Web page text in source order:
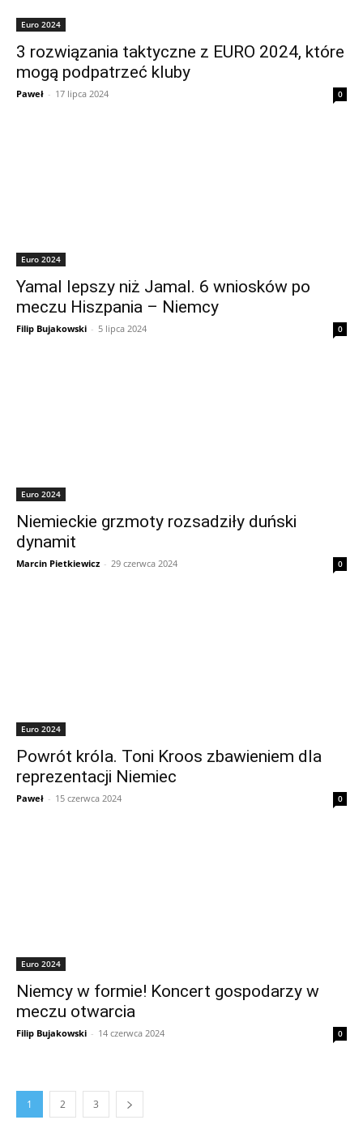
Euro 2024
3 rozwiązania taktyczne z EURO 2024, które
mogą podpatrzeć kluby
Paweł - 17 lipca 2024 0
Euro 2024
Yamal lepszy niż Jamal. 6 wniosków po
meczu Hiszpania – Niemcy
Filip Bujakowski - 5 lipca 2024 0
Euro 2024
Niemieckie grzmoty rozsadziły duński
dynamit
Marcin Pietkiewicz - 29 czerwca 2024 0
Euro 2024
Powrót króla. Toni Kroos zbawieniem dla
reprezentacji Niemiec
Paweł - 15 czerwca 2024 0
Euro 2024
Niemcy w formie! Koncert gospodarzy w
meczu otwarcia
Filip Bujakowski - 14 czerwca 2024 0
1 2 3